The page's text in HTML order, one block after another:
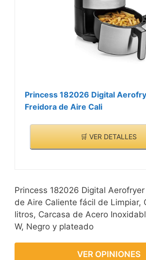
Princess 182026 Digital
Freidora de Aire Cali
🛒 VER DETALLES
Princess 182026 Digital
de Aire Caliente fácil de Limpiar,
litros, Carcasa de Acero
W, Negro y plateado
VER OPINIONES